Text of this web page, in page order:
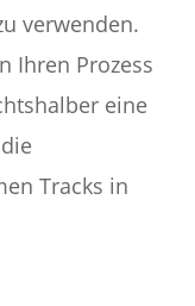
verwenden.
Ihren Prozess
eine
Tracks in